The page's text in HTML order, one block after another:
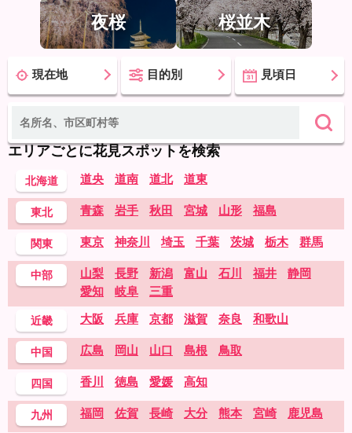
夜桜 桜並木
現在地 目的別 見頃日
エリアごとに花見スポットを検索
北海道 道央 道南 道北 道東
東北 青森 岩手 秋田 宮城 山形 福島
関東 東京 神奈川 埼玉 千葉 茨城 栃木 群馬
中部 山梨 長野 新潟 富山 石川 福井
静岡
愛知
岐阜 三重
近畿 大阪 兵庫 京都 滋賀 奈良 和歌山
中国 広島 岡山 山口 島根 鳥取
四国 香川 徳島 愛媛 高知
九州 福岡 佐賀 長崎 大分 熊本 宮崎 鹿児島